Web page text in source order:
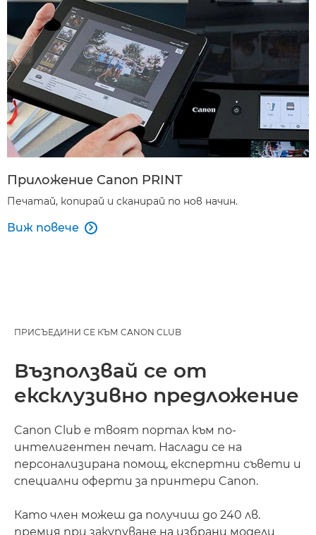
Приложение Canon PRINT
Печатай, копирай и сканирай по нов начин.
Виж повече 
ПРИСЪЕДИНИ СЕ КЪМ CANON CLUB
Възползвай се от
ексклузивно предложение
Canon Club е твоят портал към по-
интелигентен печат. Наслади се на
персонализирана помощ, експертни съвети и
специални оферти за принтери Canon.
Като член можеш да получиш до 240 лв.
премия при закупуване на избрани модели